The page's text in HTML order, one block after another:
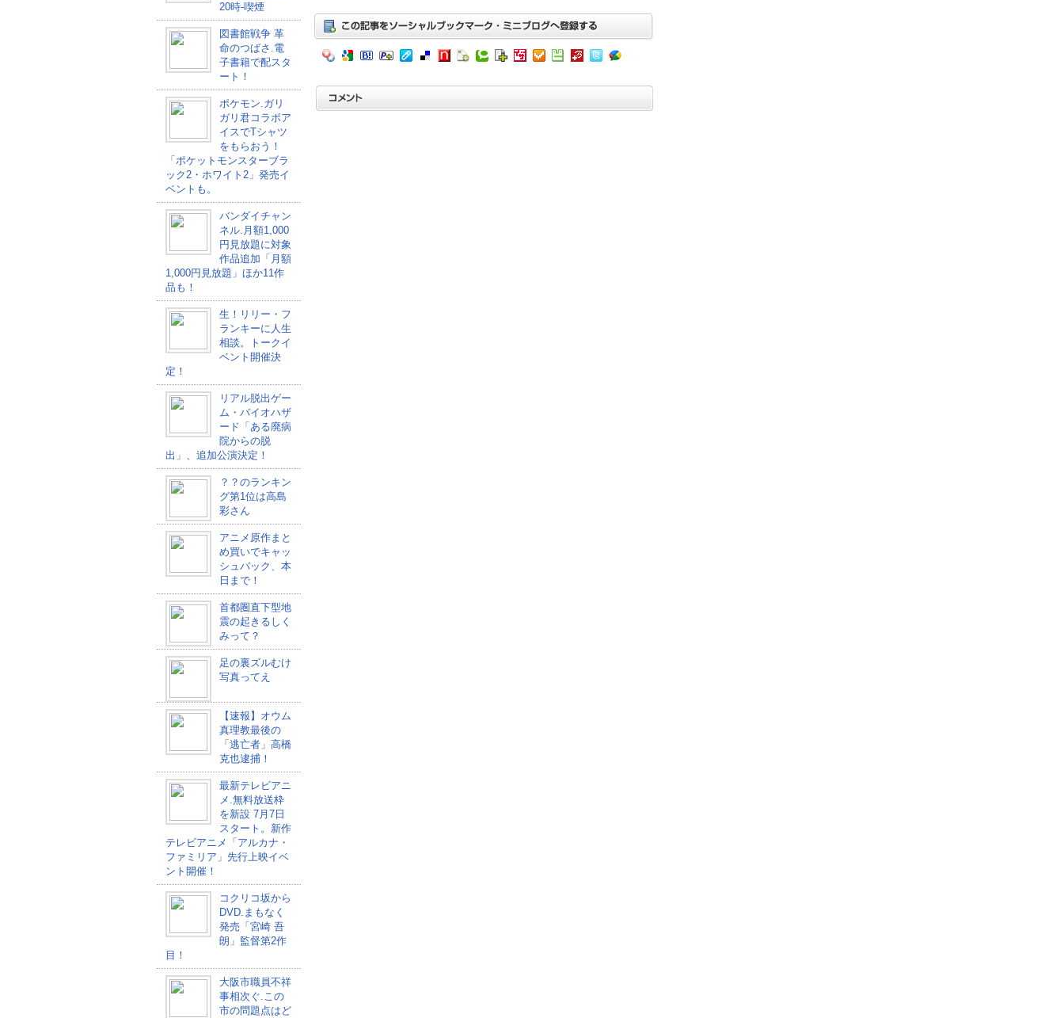
20時-喫煙
図書館戦争 革
命のつばさ.電
子書籍で配スタ
ート！
ポケモン.ガリ
ガリ君コラボア
イスでTシャツ
をもらおう！
「ポケットモンスターブラ
ック2・ホワイト2」発売イ
ベントも。
バンダイチャン
ネル.月額1,000
円見放題に対象
作品追加「月額
1,000円見放題」ほか11作
品も！
生！リリー・フ
ランキーに人生
相談。トークイ
ベント開催決
定！
リアル脱出ゲー
ム・バイオハザ
ード「ある廃病
院からの脱
出」、追加公演決定！
？？のランキン
グ第1位は高島
彩さん
アニメ原作まと
め買いでキャッ
シュバック、本
日まで！
首都圏直下型地
震の起きるしく
みって？
足の裏ズルむけ
写真ってえ
【速報】オウム
真理教最後の
「逃亡者」高橋
克也逮捕！
最新テレビアニ
メ.無料放送枠
を新設 7月7日
スタート。新作
テレビアニメ「アルカナ・
ファミリア」先行上映イベ
ント開催！
コクリコ坂から
DVD.まもなく
発売「宮崎 吾
朗」監督第2作
目！
大阪市職員不祥
事相次ぐ.この
市の問題点はど